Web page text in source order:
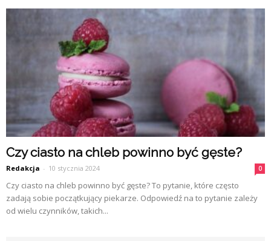
Czy ciasto na chleb powinno być gęste?
Redakcja - 10 stycznia 2024 0
Czy ciasto na chleb powinno być gęste? To pytanie, które często
zadają sobie początkujący piekarze. Odpowiedź na to pytanie zależy
od wielu czynników, takich...